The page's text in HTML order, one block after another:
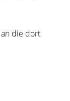
die dort